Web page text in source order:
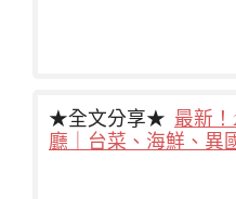
★全文分享★ 最新
廳｜台菜、海鮮、異